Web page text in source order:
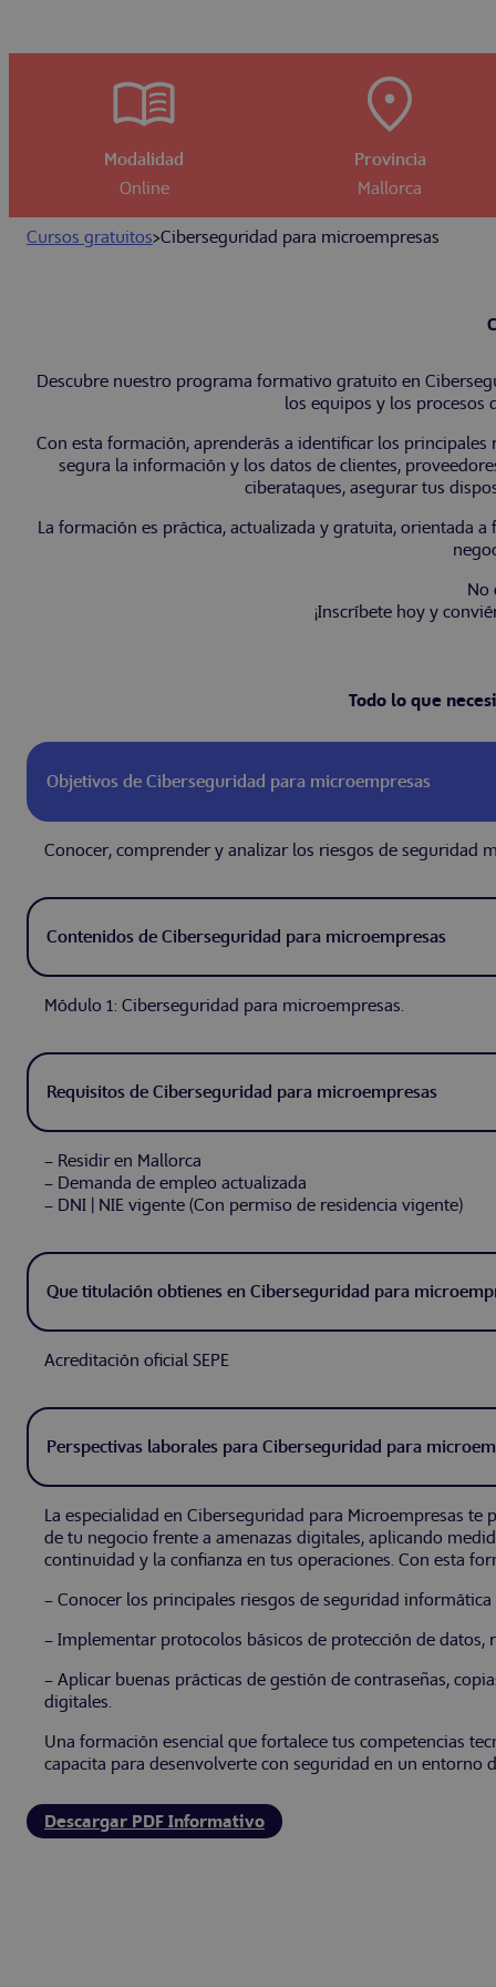
Modalidad
Online
Provincia
Mallorca
Cursos gratuitos>Ciberseguridad para microempresas
Descubre nuestro programa formativo gratuito en
los equipos y los procesos
Con esta formación, aprenderás a identificar los
segura la información y los datos de clientes,
ciberataques, asegurar tus
La formación es práctica, actualizada y gratuita, orientada
No
¡Inscríbete hoy y
Todo lo que
Objetivos de Ciberseguridad para microempresas
Conocer, comprender y analizar los riesgos de seguridad
Contenidos de Ciberseguridad para microempresas
Módulo 1: Ciberseguridad para microempresas.
Requisitos de Ciberseguridad para microempresas
– Residir en Mallorca
– Demanda de empleo actualizada
– DNI | NIE vigente (Con permiso de residencia vigente)
Que titulación obtienes en Ciberseguridad para
Acreditación oficial SEPE
Perspectivas laborales para Ciberseguridad para
La especialidad en Ciberseguridad para Microempresas
de tu negocio frente a amenazas digitales, aplicando
continuidad y la confianza en tus operaciones. Con esta
– Conocer los principales riesgos de seguridad
– Implementar protocolos básicos de protección de datos,
– Aplicar buenas prácticas de gestión de contraseñas,
digitales.
Una formación esencial que fortalece tus competencias
capacita para desenvolverte con seguridad en un entorno
Descargar PDF Informativo